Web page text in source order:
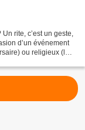
rite, c’est un geste,
d’un événement
ou religieux (le